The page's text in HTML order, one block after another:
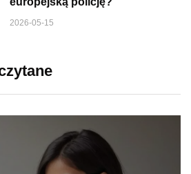
2026-05-15